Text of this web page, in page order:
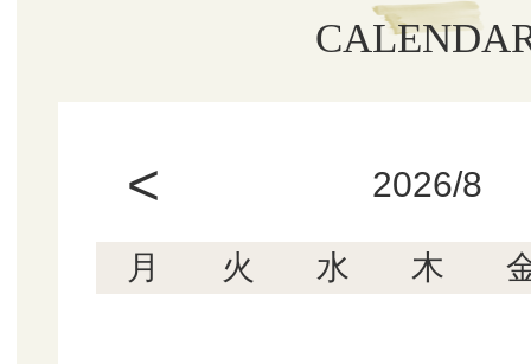
< 2026/8
月 火 水 木